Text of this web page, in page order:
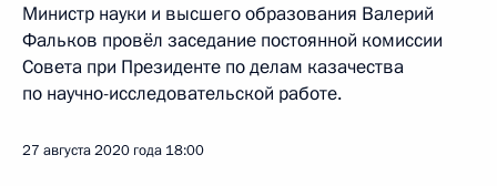
Министр науки и высшего образования Валерий
Фальков провёл заседание постоянной комиссии
Совета при Президенте по делам казачества
по научно-исследовательской работе.
27 августа 2020 года 18:00